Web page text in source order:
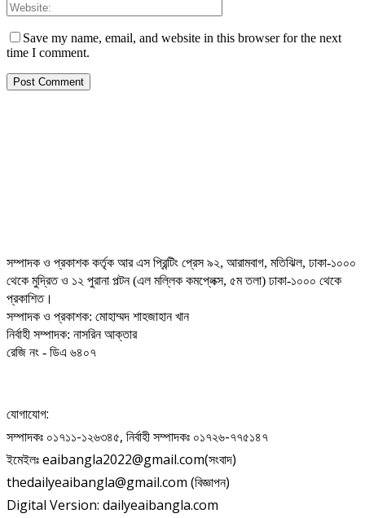
Save my name, email, and website in this browser for the next
time I comment.
সম্পাদক ও প্রকাশক কর্তৃক আর এস প্রিন্টিং প্রেস ৯২, আরামবাগ, মতিঝিল, ঢাকা-১০০০
থেকে মুদ্রিত ও ১২ পুরানা পল্টন (এল মল্লিক কমপ্লেক্স, ৫ম তলা) ঢাকা-১০০০ থেকে
প্রকাশিত।
সম্পাদক ও প্রকাশক: মোহাম্মদ শাহজাহান খান
নির্বাহী সম্পাদক: নাসরিন আক্তার
রেজি নং - ডিএ ৬৪০৭
যোগাযোগ:
সম্পাদকঃ ০১৭১১-১২৬৩৪৫, নির্বাহী সম্পাদকঃ ০১৭২৬-৭৭৫১৪৭
ইমেইলঃ eaibangla2022@gmail.com(সংবাদ)
thedailyeaibangla@gmail.com (বিজ্ঞাপন)
Digital Version: dailyeaibangla.com